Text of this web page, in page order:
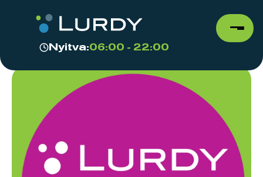
Nyitva:06:00 - 22:00